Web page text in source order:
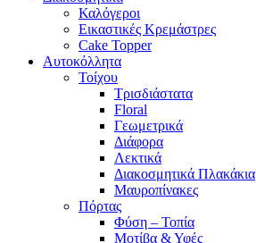
Καλόγεροι
Εικαστικές Κρεμάστρες
Cake Topper
Αυτοκόλλητα
Τοίχου
Τρισδιάστατα
Floral
Γεωμετρικά
Διάφορα
Λεκτικά
Διακοσμητικά Πλακάκια
Μαυροπίνακες
Πόρτας
Φύση – Τοπία
Μοτίβα & Υφές